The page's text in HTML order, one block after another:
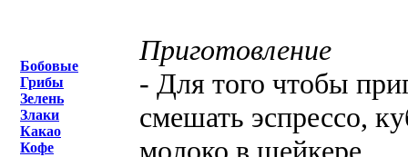
Бобовые
Грибы
Зелень
Злаки
Какао
Кофе
Приготовление
- Для того чтобы
смешать эспрессо,